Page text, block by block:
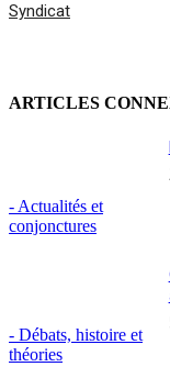
Syndicat
ARTICLES
- Actualités et
conjonctures
- Débats, histoire et
théories